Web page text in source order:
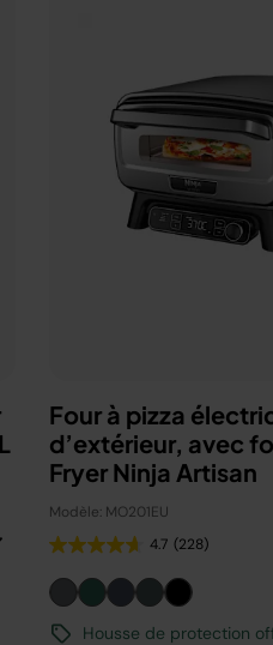
Four à pizza
d’extérieur, avec
Fryer Ninja Artisan
Modèle: MO201EU
4.7 (228)
Housse de protection